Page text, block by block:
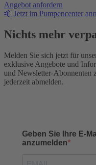
Angebot anfordern
🤙 Jetzt im Pumpencenter
Nichts mehr
Melden Sie sich jetzt für
exklusive Angebote und
und Newsletter-Abonnenten
jederzeit abmelden.
Geben Sie Ihre E-
anzumelden